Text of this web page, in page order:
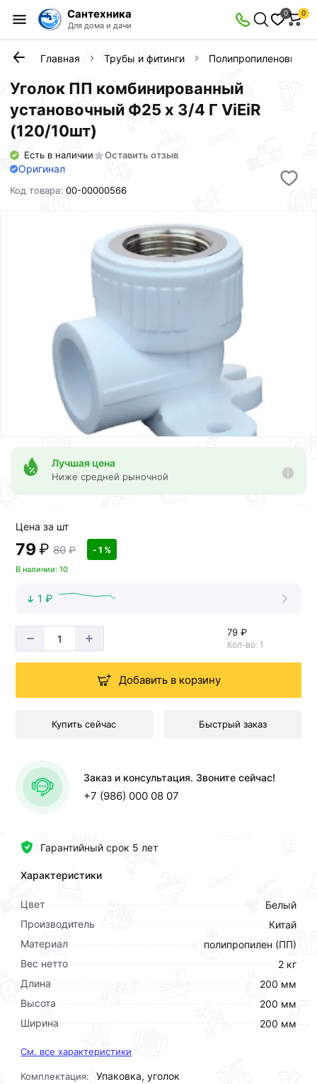
Сантехника
Для дома и дачи
0 0
Главная Трубы и фитинги Полипропиленовые
Уголок ПП комбинированный
установочный Ф25 х 3/4 Г ViEiR
(120/10шт)
Есть в наличии Оставить отзыв
Оригинал
Код товара:00-00000566
Гарантийный срок 5 лет
Характеристики
Цвет
Белый
Производитель
Китай
Материал
полипропилен (ПП)
Вес нетто
2 кг
Длина
200 мм
Высота
200 мм
Ширина
200 мм
См. все характеристики
Комплектация: Упаковка, уголок
Лучшая цена
Ниже средней рыночной
Цена за шт
79 ₽ 80 ₽ - 1 %
В наличии: 10
1 ₽
79 ₽
Кол-во: 1
Добавить в корзину
Купить сейчас Быстрый заказ
Заказ и консультация. Звоните сейчас!
+7 (986) 000 08 07